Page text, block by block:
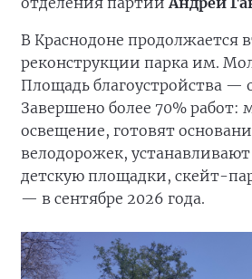
В Краснодоне продолжается
реконструкции парка им.
Площадь благоустройства —
Завершено более 70% работ:
освещение, готовят
велодорожек,
детскую площадки, скейт-
— в сентябре 2026 года.